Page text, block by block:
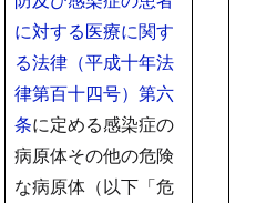
に対する医療に関す
る法律（平成十年法
律第百十四号）第六
条に定める感染症の
病原体その他の危険
な病原体（以下「危